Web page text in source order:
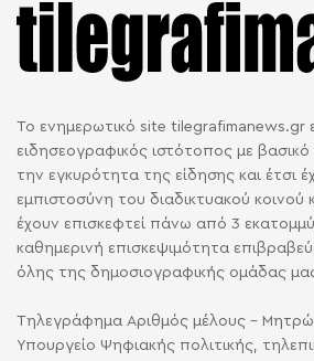
Το ενημερωτικό site tilegrafimanews.gr
ειδησεογραφικός ιστότοπος με βασικό
την εγκυρότητα της είδησης και έτσι
εμπιστοσύνη του διαδικτυακού
έχουν επισκεφτεί πάνω από 3
καθημερινή επισκεψιμότητα
όλης της δημοσιογραφικής ομάδας
Τηλεγράφημα Αριθμός μέλους -
Υπουργείο Ψηφιακής πολιτικής,